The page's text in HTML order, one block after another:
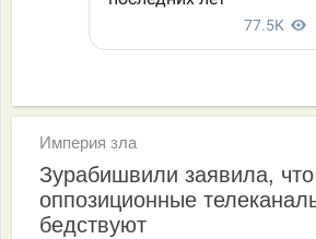
Империя зла
Зурабишвили заявила, что
оппозиционные
бедствуют